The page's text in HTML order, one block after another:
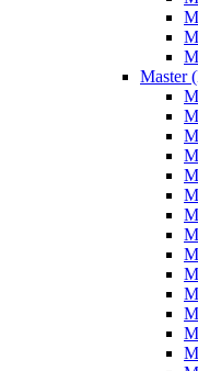
Master